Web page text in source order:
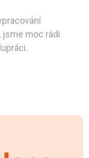
jsme moc rádi